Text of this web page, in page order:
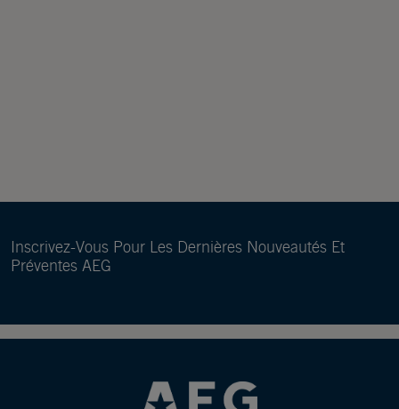
Inscrivez-Vous Pour Les Dernières Nouveautés Et
Préventes AEG